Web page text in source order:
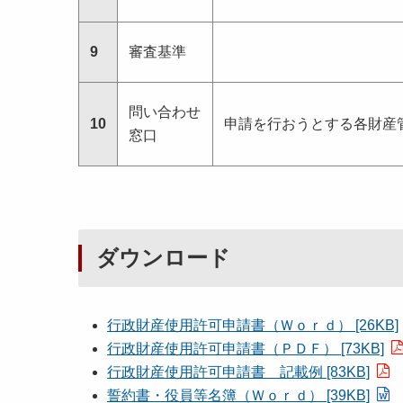
9 審査基準
10
問い合わせ
窓口
申請を行おうとする各財産
ダウンロード
行政財産使用許可申請書（Ｗｏｒｄ） [26KB]
行政財産使用許可申請書（ＰＤＦ） [73KB]
行政財産使用許可申請書 記載例 [83KB]
誓約書・役員等名簿（Ｗｏｒｄ） [39KB]